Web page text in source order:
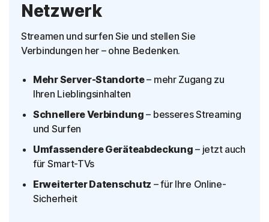
Netzwerk
Streamen und surfen Sie und stellen Sie
Verbindungen her – ohne Bedenken.
Mehr Server-Standorte– mehr Zugang zu
Ihren Lieblingsinhalten
Schnellere Verbindung – besseres Streaming
und Surfen
Umfassendere Geräteabdeckung – jetzt auch
für Smart-TVs
Erweiterter Datenschutz – für Ihre Online-
Sicherheit